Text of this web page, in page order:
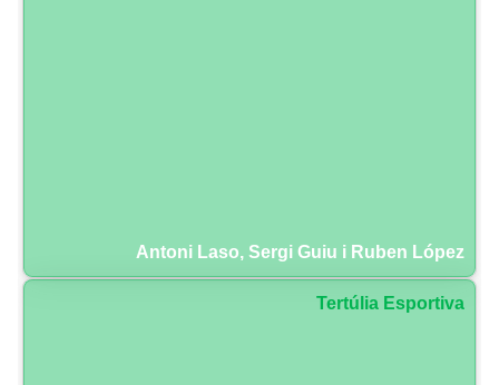
Antoni Laso, Sergi Guiu i Ruben López
Tertúlia Esportiva